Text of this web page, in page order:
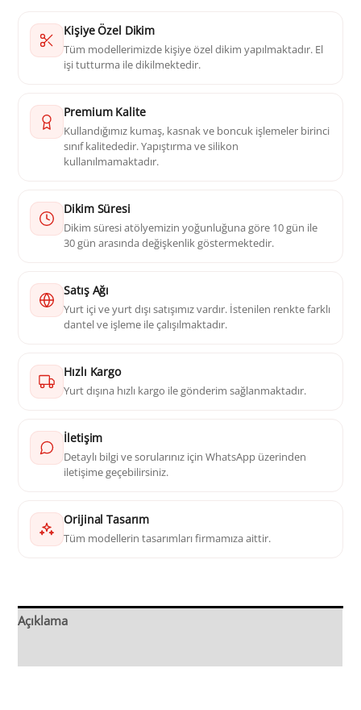
Kişiye Özel Dikim
Tüm modellerimizde kişiye özel dikim yapılmaktadır. El
işi tutturma ile dikilmektedir.
Premium Kalite
Kullandığımız kumaş, kasnak ve boncuk işlemeler birinci
sınıf kalitededir. Yapıştırma ve silikon
kullanılmamaktadır.
Dikim Süresi
Dikim süresi atölyemizin yoğunluğuna göre 10 gün ile
30 gün arasında değişkenlik göstermektedir.
Satış Ağı
Yurt içi ve yurt dışı satışımız vardır. İstenilen renkte farklı
dantel ve işleme ile çalışılmaktadır.
Hızlı Kargo
Yurt dışına hızlı kargo ile gönderim sağlanmaktadır.
İletişim
Detaylı bilgi ve sorularınız için WhatsApp üzerinden
iletişime geçebilirsiniz.
Orijinal Tasarım
Tüm modellerin tasarımları firmamıza aittir.
Açıklama